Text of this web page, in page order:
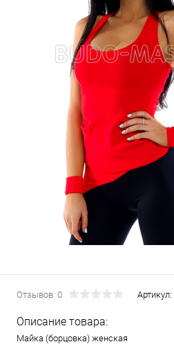
Отзывов: 0 Артикул:
Описание товара:
Майка (борцовка) женская